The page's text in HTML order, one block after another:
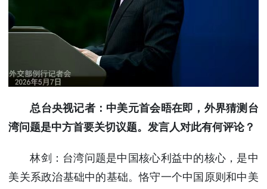
使馆信
息
使馆领
导及部
人
联系方
式
总台央视记者：中美元首会晤在即，外界猜测台
湾问题是中方首要关切议题。发言人对此有何评论？
林剑：台湾问题是中国核心利益中的核心，是中
美关系政治基础中的基础。恪守一个中国原则和中美